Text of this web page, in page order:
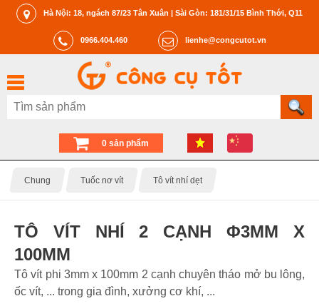
Hà Nội: 18, ngách 87/23 Tân Xuân | Sài Gòn: 181/31/15 Bình Thới, Q11
0966.404.460 lienhe@congcutot.vn
0 sản phẩm
Chung Tuốc nơ vít Tô vít nhí dẹt
TÔ VÍT NHÍ 2 CẠNH Φ3MM X
100MM
Tô vít phi 3mm x 100mm 2 cạnh chuyên tháo mở bu lông,
ốc vít, ... trong gia đình, xưởng cơ khí, ...